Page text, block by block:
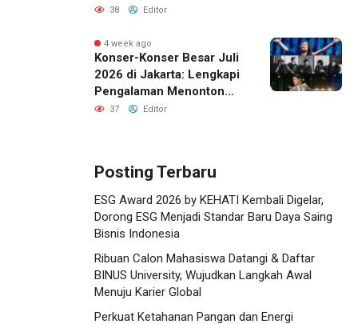
Rp10 Juta
38 Editor
4 week ago
Konser-Konser Besar Juli
2026 di Jakarta: Lengkapi
Pengalaman Menonton
dengan Menginap Lebih
37 Editor
Posting Terbaru
ESG Award 2026 by KEHATI Kembali Digelar,
Dorong ESG Menjadi Standar Baru Daya Saing
Bisnis Indonesia
Ribuan Calon Mahasiswa Datangi & Daftar
BINUS University, Wujudkan Langkah Awal
Menuju Karier Global
Perkuat Ketahanan Pangan dan Energi